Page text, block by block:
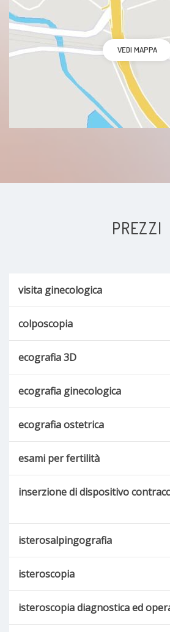
VEDI MAPPA
PREZZI
visita ginecologica
colposcopia
ecografia 3D
ecografia ginecologica
ecografia ostetrica
esami per fertilità
inserzione di dispositivo
isterosalpingografia
isteroscopia
isteroscopia diagnostica ed